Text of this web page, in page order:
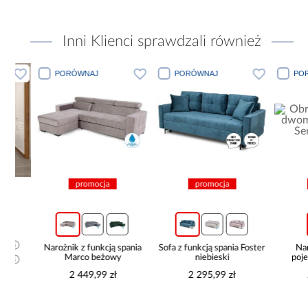
Inni Klienci sprawdzali również
PORÓWNAJ
promocja
Narożnik z funkcją spania
Marco beżowy
2 449,99 zł
PORÓWNAJ
promocja
Sofa z funkcją spania Foster
niebieski
2 295,99 zł 2